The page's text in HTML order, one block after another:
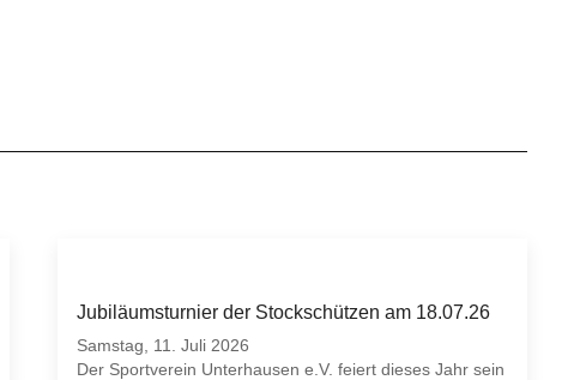
Jubiläumsturnier der Stockschützen am 18.07.26
Samstag, 11. Juli 2026
Der Sportverein Unterhausen e.V. feiert dieses Jahr sein